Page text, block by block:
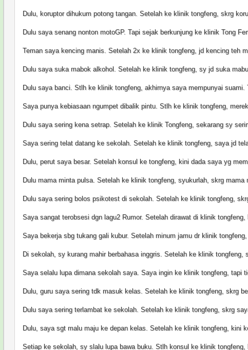
Dulu, koruptor dihukum potong tangan. Setelah ke klinik tongfeng, skrg
Dulu saya senang nonton motoGP. Tapi sejak berkunjung ke klinik Tong
Teman saya kencing manis. Setelah 2x ke klinik tongfeng, jd kencing teh
Dulu saya suka mabok alkohol. Setelah ke klinik tongfeng, sy jd suka
Dulu saya banci. Stlh ke klinik tongfeng, akhirnya saya mempunyai suami.
Saya punya kebiasaan ngumpet dibalik pintu. Stlh ke klinik tongfeng,
Dulu saya sering kena setrap. Setelah ke klinik Tongfeng, sekarang sy
Saya sering telat datang ke sekolah. Setelah ke klinik tongfeng, saya jd
Dulu, perut saya besar. Setelah konsul ke tongfeng, kini dada saya yg
Dulu mama minta pulsa. Setelah ke klinik tongfeng, syukurlah, skrg mama
Dulu saya sering bolos psikotest di sekolah. Setelah ke klinik tongfeng,
Saya sangat terobsesi dgn lagu2 Rumor. Setelah dirawat di klinik
Saya bekerja sbg tukang gali kubur. Setelah minum jamu dr klinik
Di sekolah, sy kurang mahir berbahasa inggris. Setelah ke klinik tongfeng,
Saya selalu lupa dimana sekolah saya. Saya ingin ke klinik tongfeng, tapi
Dulu, guru saya sering tdk masuk kelas. Setelah ke klinik tongfeng, skrg
Dulu saya sering terlambat ke sekolah. Setelah ke klinik tongfeng, skrg
Dulu, saya sgt malu maju ke depan kelas. Setelah ke klinik tongfeng, kini
Setiap ke sekolah, sy slalu lupa bawa buku. Stlh konsul ke klinik